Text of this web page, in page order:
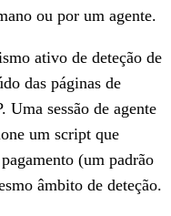
ou por um agente.
ativo de deteção de
das páginas de
Uma sessão de agente
um script que
(um padrão
âmbito de deteção.